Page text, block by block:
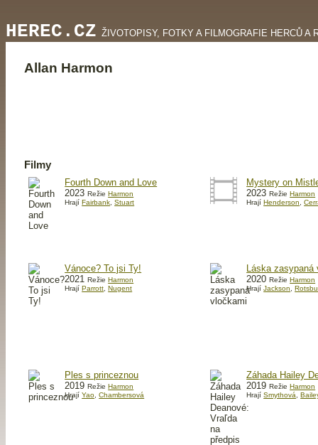
HEREC.CZ ŽIVOTOPISY, FOTKY A FILMOGRAFIE HERCŮ A
Allan Harmon
Filmy
Fourth Down and Love
2023RežieHarmon
HrajíFairbank ,Stuart
Mystery on
2023RežieHarmon
HrajíHenderson ,
Vánoce? To jsi Ty!
2021RežieHarmon
HrajíParrott ,Nugent
Láska zasypaná
2020RežieHarmon
HrajíJackson ,
Ples s princeznou
2019RežieHarmon
HrajíYao ,Chambersová
Záhada Hailey
2019RežieHarmon
HrajíSmythová ,